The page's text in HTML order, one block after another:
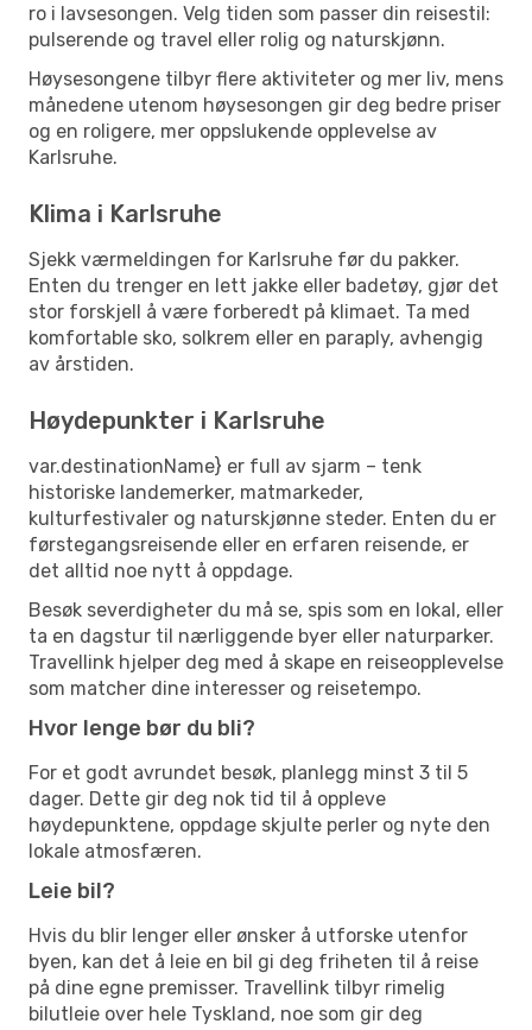
ro i lavsesongen. Velg tiden som passer din reisestil:
pulserende og travel eller rolig og naturskjønn.
Høysesongene tilbyr flere aktiviteter og mer liv, mens
månedene utenom høysesongen gir deg bedre priser
og en roligere, mer oppslukende opplevelse av
Karlsruhe.
Klima i Karlsruhe
Sjekk værmeldingen for Karlsruhe før du pakker.
Enten du trenger en lett jakke eller badetøy, gjør det
stor forskjell å være forberedt på klimaet. Ta med
komfortable sko, solkrem eller en paraply, avhengig
av årstiden.
Høydepunkter i Karlsruhe
var.destinationName} er full av sjarm – tenk
historiske landemerker, matmarkeder,
kulturfestivaler og naturskjønne steder. Enten du er
førstegangsreisende eller en erfaren reisende, er
det alltid noe nytt å oppdage.
Besøk severdigheter du må se, spis som en lokal, eller
ta en dagstur til nærliggende byer eller naturparker.
Travellink hjelper deg med å skape en reiseopplevelse
som matcher dine interesser og reisetempo.
Hvor lenge bør du bli?
For et godt avrundet besøk, planlegg minst 3 til 5
dager. Dette gir deg nok tid til å oppleve
høydepunktene, oppdage skjulte perler og nyte den
lokale atmosfæren.
Leie bil?
Hvis du blir lenger eller ønsker å utforske utenfor
byen, kan det å leie en bil gi deg friheten til å reise
på dine egne premisser. Travellink tilbyr rimelig
bilutleie over hele Tyskland, noe som gir deg